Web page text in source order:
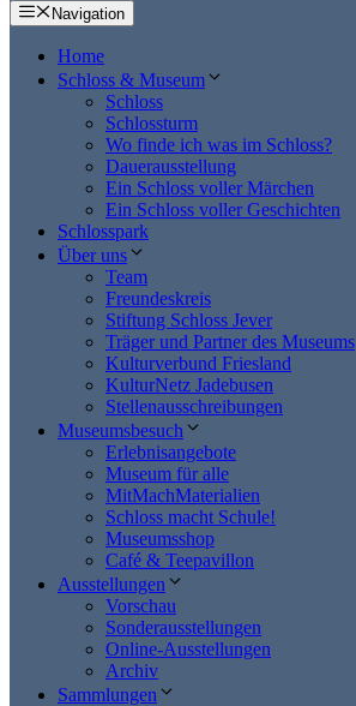
Navigation
Home
Schloss & Museum
Schloss
Schlossturm
Wo finde ich was im Schloss?
Dauerausstellung
Ein Schloss voller Märchen
Ein Schloss voller Geschichten
Schlosspark
Über uns
Team
Freundeskreis
Stiftung Schloss Jever
Träger und Partner des Museums
Kulturverbund Friesland
KulturNetz Jadebusen
Stellenausschreibungen
Museumsbesuch
Erlebnisangebote
Museum für alle
MitMachMaterialien
Schloss macht Schule!
Museumsshop
Café & Teepavillon
Ausstellungen
Vorschau
Sonderausstellungen
Online-Ausstellungen
Archiv
Sammlungen